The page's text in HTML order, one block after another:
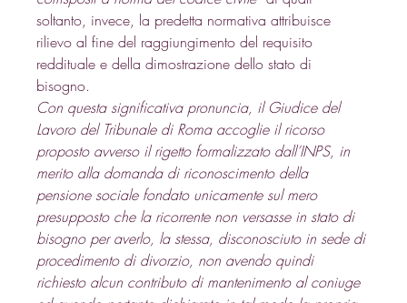
soltanto, invece, la predetta normativa attribuisce
rilievo al fine del raggiungimento del requisito
reddituale e della dimostrazione dello stato di
bisogno.
Con questa significativa pronuncia, il Giudice del
Lavoro del Tribunale di Roma accoglie il ricorso
proposto avverso il rigetto formalizzato dall’INPS, in
merito alla domanda di riconoscimento della
pensione sociale fondato unicamente sul mero
presupposto che la ricorrente non versasse in stato di
bisogno per averlo, la stessa, disconosciuto in sede di
procedimento di divorzio, non avendo quindi
richiesto alcun contributo di mantenimento al coniuge